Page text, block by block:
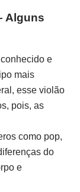
Alguns
e
mais
esse violão
pois, as
como pop,
do
e